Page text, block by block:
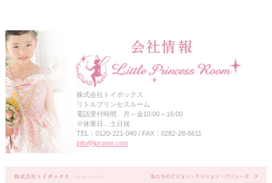
株式会社トイボックス
リトルプリンセスルーム
電話受付時間 月～金10:00～16:00
※休業日…土日祝
TEL：0120-221-040 / FAX：0282-28-6611
info@lproom.com